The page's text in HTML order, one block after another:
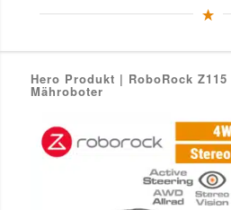
Hero Produkt | RoboRock
Mähroboter